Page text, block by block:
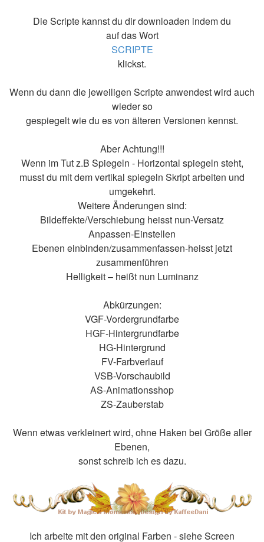
Die Scripte kannst du dir downloaden indem du
auf das Wort
SCRIPTE
klickst.
Wenn du dann die jeweiligen Scripte anwendest wird auch
wieder so
gespiegelt wie du es von älteren Versionen kennst.
Aber Achtung!!!
Wenn im Tut z.B Spiegeln - Horizontal spiegeln steht,
musst du mit dem vertikal spiegeln Skript arbeiten und
umgekehrt.
Weitere Änderungen sind:
Bildeffekte/Verschiebung heisst nun-Versatz
Anpassen-Einstellen
Ebenen einbinden/zusammenfassen-heisst jetzt
zusammenführen
Helligkeit – heißt nun Luminanz
Abkürzungen:
VGF-Vordergrundfarbe
HGF-Hintergrundfarbe
HG-Hintergrund
FV-Farbverlauf
VSB-Vorschaubild
AS-Animationsshop
ZS-Zauberstab
Wenn etwas verkleinert wird, ohne Haken bei Größe aller
Ebenen,
sonst schreib ich es dazu.
Ich arbeite mit den original Farben - siehe Screen